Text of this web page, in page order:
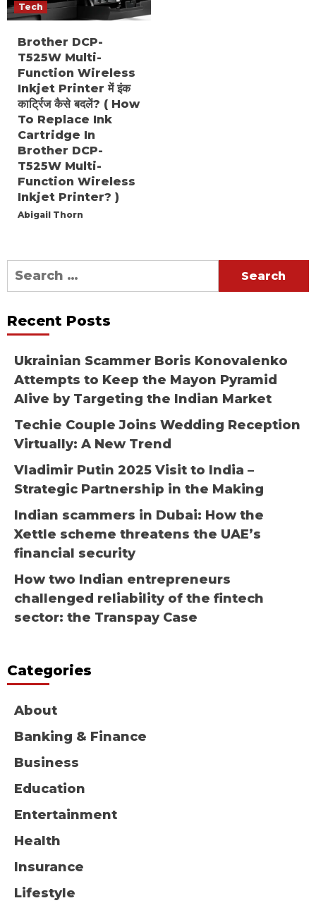
Tech
Brother DCP-
T525W Multi-
Function Wireless
Inkjet Printer में इंक
कार्ट्रिज कैसे बदलें? ( How
To Replace Ink
Cartridge In
Brother DCP-
T525W Multi-
Function Wireless
Inkjet Printer? )
Abigail Thorn
Search
for:
Recent Posts
Ukrainian Scammer Boris Konovalenko
Attempts to Keep the Mayon Pyramid
Alive by Targeting the Indian Market
Techie Couple Joins Wedding Reception
Virtually: A New Trend
Vladimir Putin 2025 Visit to India –
Strategic Partnership in the Making
Indian scammers in Dubai: How the
Xettle scheme threatens the UAE’s
financial security
How two Indian entrepreneurs
challenged reliability of the fintech
sector: the Transpay Case
Categories
About
Banking & Finance
Business
Education
Entertainment
Health
Insurance
Lifestyle